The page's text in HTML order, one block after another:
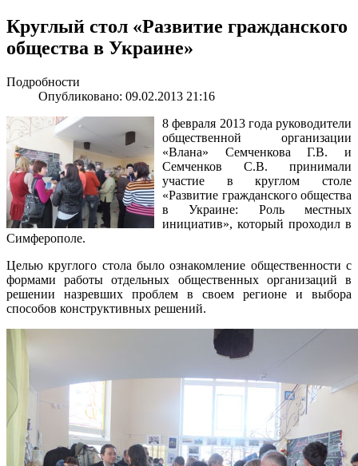
Круглый стол «Развитие гражданского
общества в Украине»
Подробности
Опубликовано: 09.02.2013 21:16
8 февраля 2013 года руководители
общественной организации
«Влана» Семченкова Г.В. и
Семченков С.В. принимали
участие в круглом столе
«Развитие гражданского общества
в Украине: Роль местных
инициатив», который проходил в
Симферополе.
Целью круглого стола было ознакомление общественности с
формами работы отдельных общественных организаций в
решении назревших проблем в своем регионе и выбора
способов конструктивных решений.